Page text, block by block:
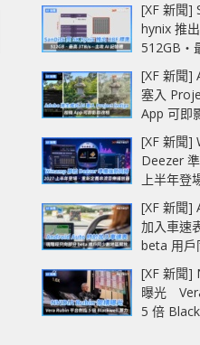
[XF 新聞]
hynix 推
512GB‧
AI 記憶體
[XF 新聞]
塞入
App 可即
[XF 新聞]
Deezer
上半年
樂播放器
[XF 新聞]
加入車速
beta 用戶
[XF 新聞]
曝光
5 倍